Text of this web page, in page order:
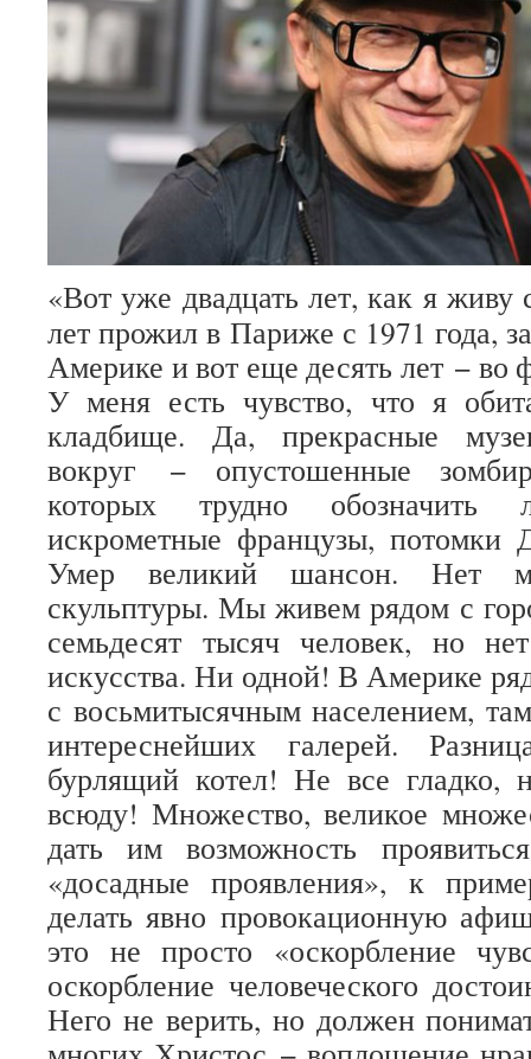
«Вот уже двадцать лет, как я живу
лет прожил в Париже с 1971 года,
Америке и вот еще десять лет − во
У меня есть чувство, что я
кладбище. Да, прекрасные
вокруг − опустошенные
которых трудно
искрометные французы, потомки
Умер великий шансон. Нет
скульптуры. Мы живем рядом с
семьдесят тысяч человек, но
искусства. Ни одной! В Америке
с восьмитысячным населением,
интереснейших галерей.
бурлящий котел! Не все
всюду! Множество, великое
дать им возможность
«досадные проявления», к
делать явно провокационную
это не просто «оскорбление
оскорбление человеческого
Него не верить, но должен